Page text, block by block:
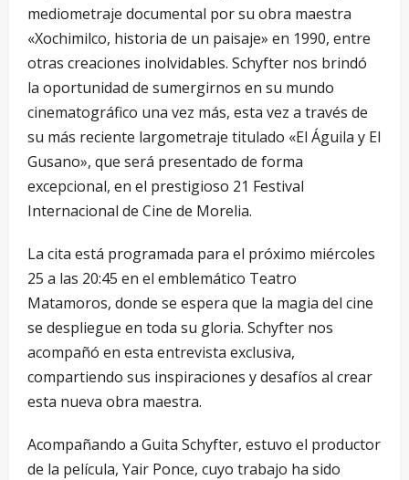
mediometraje documental por su obra maestra
«Xochimilco, historia de un paisaje» en 1990, entre
otras creaciones inolvidables. Schyfter nos brindó
la oportunidad de sumergirnos en su mundo
cinematográfico una vez más, esta vez a través de
su más reciente largometraje titulado «El Águila y El
Gusano», que será presentado de forma
excepcional, en el prestigioso 21 Festival
Internacional de Cine de Morelia.
La cita está programada para el próximo miércoles
25 a las 20:45 en el emblemático Teatro
Matamoros, donde se espera que la magia del cine
se despliegue en toda su gloria. Schyfter nos
acompañó en esta entrevista exclusiva,
compartiendo sus inspiraciones y desafíos al crear
esta nueva obra maestra.
Acompañando a Guita Schyfter, estuvo el productor
de la película, Yair Ponce, cuyo trabajo ha sido